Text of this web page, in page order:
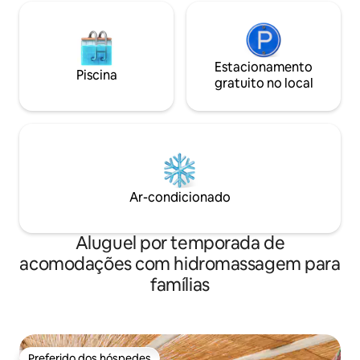
Piscina
Estacionamento
gratuito no local
Ar-condicionado
Aluguel por temporada de
acomodações com hidromassagem para
famílias